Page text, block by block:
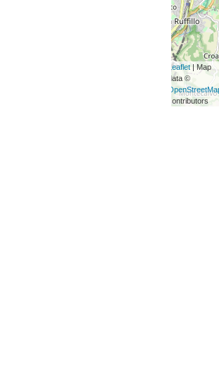
Leaflet | Map
data ©
contributors